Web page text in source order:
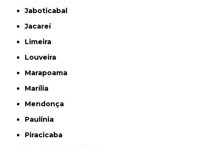
Jaboticabal
Jacareí
Limeira
Louveira
Marapoama
Marília
Mendonça
Paulínia
Piracicaba